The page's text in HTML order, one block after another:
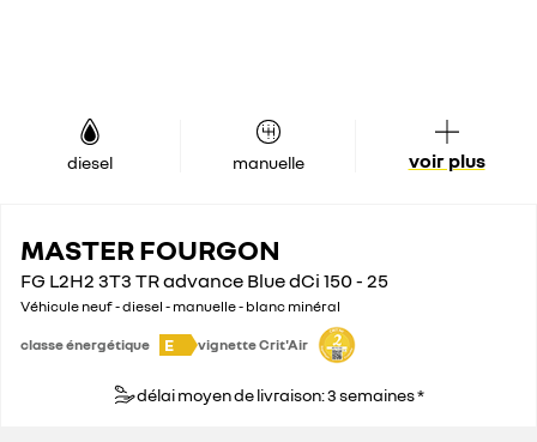
diesel manuelle voir plus
MASTER FOURGON
FG L2H2 3T3 TR advance Blue dCi 150 - 25
Véhicule neuf - diesel - manuelle - blanc minéral
classe énergétique E vignette Crit'Air
délai moyen de livraison: 3 semaines *